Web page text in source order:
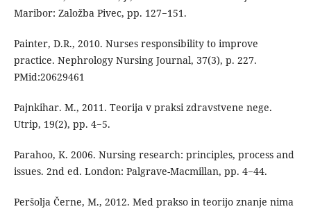
Maribor: Založba Pivec, pp. 127−151.
Painter, D.R., 2010. Nurses responsibility to improve
practice. Nephrology Nursing Journal, 37(3), p. 227.
PMid:20629461
Pajnkihar. M., 2011. Teorija v praksi zdravstvene nege.
Utrip, 19(2), pp. 4−5.
Parahoo, K. 2006. Nursing research: principles, process and
issues. 2nd ed. London: Palgrave-Macmillan, pp. 4−44.
Peršolja Černe, M., 2012. Med prakso in teorijo znanje nima